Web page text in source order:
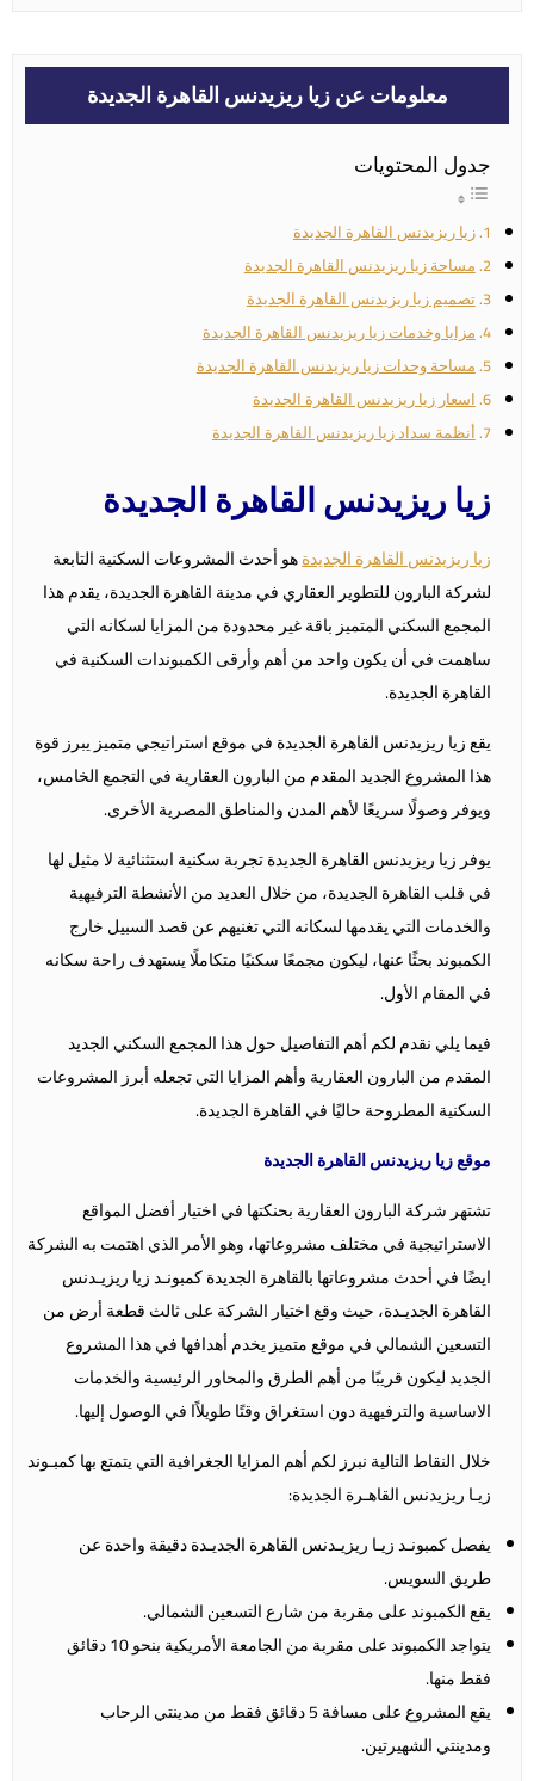
معلومات عن زيا ريزيدنس القاهرة الجديدة
جدول المحتويات
زيا ريزيدنس القاهرة الجديدة
مساحة زيا ريزيدنس القاهرة الجديدة
تصميم زيا ريزيدنس القاهرة الجديدة
مزايا وخدمات زيا ريزيدنس القاهرة الجديدة
مساحة وحدات زيا ريزيدنس القاهرة الجديدة
اسعار زيا ريزيدنس القاهرة الجديدة
أنظمة سداد زيا ريزيدنس القاهرة الجديدة
زيا ريزيدنس القاهرة الجديدة
زيا ريزيدنس القاهرة الجديدةهو أحدث المشروعات السكنية التابعة
لشركة البارون للتطوير العقاري في مدينة القاهرة الجديدة، يقدم هذا
المجمع السكني المتميز باقة غير محدودة من المزايا لسكانه التي
ساهمت في أن يكون واحد من أهم وأرقى الكمبوندات السكنية في
القاهرة الجديدة.
يقع زيا ريزيدنس القاهرة الجديدة في موقع استراتيجي متميز يبرز قوة
هذا المشروع الجديد المقدم من البارون العقارية في التجمع الخامس،
ويوفر وصولًا سريعًا لأهم المدن والمناطق المصرية الأخرى.
يوفر زيا ريزيدنس القاهرة الجديدة تجربة سكنية استثنائية لا مثيل لها
في قلب القاهرة الجديدة، من خلال العديد من الأنشطة الترفيهية
والخدمات التي يقدمها لسكانه التي تغنيهم عن قصد السبيل خارج
الكمبوند بحثًا عنها، ليكون مجمعًا سكنيًا متكاملًا يستهدف راحة سكانه
في المقام الأول.
فيما يلي نقدم لكم أهم التفاصيل حول هذا المجمع السكني الجديد
المقدم من البارون العقارية وأهم المزايا التي تجعله أبرز المشروعات
السكنية المطروحة حاليًا في القاهرة الجديدة.
موقع زيا ريزيدنس القاهرة الجديدة
تشتهر شركة البارون العقارية بحنكتها في اختيار أفضل المواقع
الاستراتيجية في مختلف مشروعاتها، وهو الأمر الذي اهتمت به الشركة
ايضًا في أحدث مشروعاتها بالقاهرة الجديدة كمبونـد زيا ريزيـدنس
القاهرة الجديـدة، حيث وقع اختيار الشركة على ثالث قطعة أرض من
التسعين الشمالي في موقع متميز يخدم أهدافها في هذا المشروع
الجديد ليكون قريبًا من أهم الطرق والمحاور الرئيسية والخدمات
الاساسية والترفيهية دون استغراق وقتًا طويلاًا في الوصول إليها.
خلال النقاط التالية نبرز لكم أهم المزايا الجغرافية التي يتمتع بها كمبـوند
زيـا ريزيدنس القاهـرة الجديدة:
يفصل كمبونـد زيـا ريزيـدنس القاهرة الجديـدة دقيقة واحدة عن
طريق السويس.
يقع الكمبوند على مقربة من شارع التسعين الشمالي.
يتواجد الكمبوند على مقربة من الجامعة الأمريكية بنحو 10 دقائق
فقط منها.
يقع المشروع على مسافة 5 دقائق فقط من مدينتي الرحاب
ومدينتي الشهيرتين.